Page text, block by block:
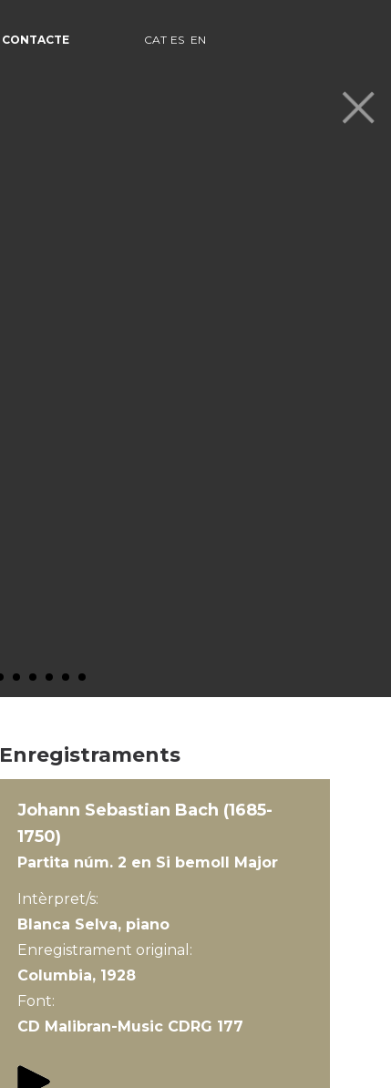
CONTACTE CAT ES EN
Enregistraments
Johann Sebastian Bach (1685-
1750)
Partita núm. 2 en Si bemoll Major
Intèrpret/s:
Blanca Selva, piano
Enregistrament original:
Columbia, 1928
Font:
CD Malibran-Music CDRG 177